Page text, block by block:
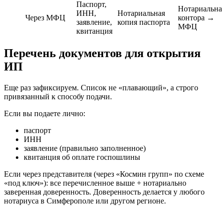
Через МФЦ
Паспорт,
ИНН,
заявление,
квитанция
Нотариальная
копия паспорта
контора →
МФЦ
Перечень документов для открытия
ИП
Еще раз зафиксируем. Список не «плавающий», а строго
привязанный к способу подачи.
Если вы подаете лично:
паспорт
ИНН
заявление (правильно заполненное)
квитанция об оплате госпошлины
Если через представителя (через «Космин групп» по схеме
«под ключ»): все перечисленное выше + нотариально
заверенная доверенность. Доверенность делается у любого
нотариуса в Симферополе или другом регионе.